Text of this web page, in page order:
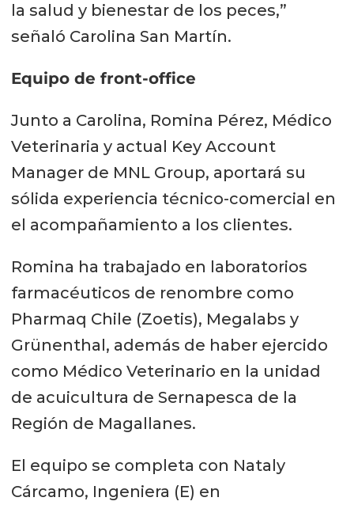
la salud y bienestar de los peces,”
señaló Carolina San Martín.
Equipo de front-office
Junto a Carolina, Romina Pérez, Médico
Veterinaria y actual Key Account
Manager de MNL Group, aportará su
sólida experiencia técnico-comercial en
el acompañamiento a los clientes.
Romina ha trabajado en laboratorios
farmacéuticos de renombre como
Pharmaq Chile (Zoetis), Megalabs y
Grünenthal, además de haber ejercido
como Médico Veterinario en la unidad
de acuicultura de Sernapesca de la
Región de Magallanes.
El equipo se completa con Nataly
Cárcamo, Ingeniera (E) en